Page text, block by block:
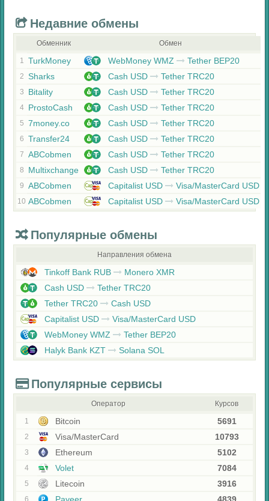
Недавние обмены
Обменник Обмен
1 TurkMoney WebMoney WMZ Tether BEP20
2 Sharks Cash USD Tether TRC20
3 Bitality Cash USD Tether TRC20
4 ProstoCash Cash USD Tether TRC20
5 7money.co Cash USD Tether TRC20
6 Transfer24 Cash USD Tether TRC20
7 ABCobmen Cash USD Tether TRC20
8 Multixchange Cash USD Tether TRC20
9 ABCobmen Capitalist USD Visa/MasterCard USD
10 ABCobmen Capitalist USD Visa/MasterCard USD
Популярные обмены
Направления обмена
Tinkoff Bank RUB
Monero XMR
Cash USD
Tether TRC20
Tether TRC20
Cash USD
Capitalist USD
Visa/MasterCard USD
WebMoney WMZ
Tether BEP20
Halyk Bank KZT
Solana SOL
Популярные сервисы
Оператор Курсов
1 Bitcoin 5691
2 Visa/MasterCard 10793
3 Ethereum 5102
4 Volet 7084
5 Litecoin 3916
6